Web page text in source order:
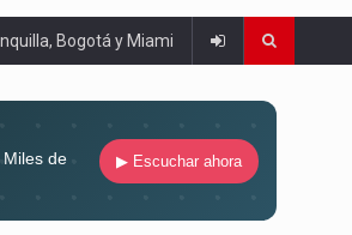
Bogotá y Miami
Miles de
▶ Escuchar ahora